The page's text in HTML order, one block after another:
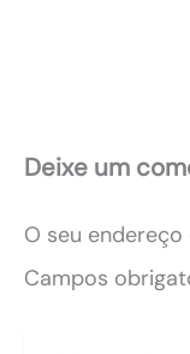
Deixe um
O seu
Campos